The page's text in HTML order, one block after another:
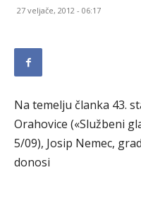
27 veljače, 2012 - 06:17
Na temelju članka 43.
Orahovice («Službeni
5/09), Josip Nemec,
donosi